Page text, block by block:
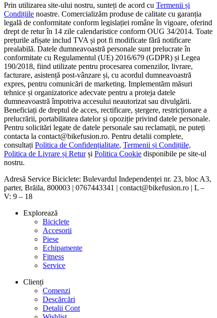
Prin utilizarea site-ului nostru, sunteți de acord cu Termenii și
Condițiile noastre. Comercializăm produse de calitate cu garanția
legală de conformitate conform legislației române în vigoare, oferind
drept de retur în 14 zile calendaristice conform OUG 34/2014. Toate
prețurile afișate includ TVA și pot fi modificate fără notificare
prealabilă. Datele dumneavoastră personale sunt prelucrate în
conformitate cu Regulamentul (UE) 2016/679 (GDPR) și Legea
190/2018, fiind utilizate pentru procesarea comenzilor, livrare,
facturare, asistență post-vânzare și, cu acordul dumneavoastră
expres, pentru comunicări de marketing. Implementăm măsuri
tehnice și organizatorice adecvate pentru a proteja datele
dumneavoastră împotriva accesului neautorizat sau divulgării.
Beneficiați de dreptul de acces, rectificare, ștergere, restricționare a
prelucrării, portabilitatea datelor și opoziție privind datele personale.
Pentru solicitări legate de datele personale sau reclamații, ne puteți
contacta la contact@bikefusion.ro. Pentru detalii complete,
consultați Politica de Confidențialitate, Termenii și Condițiile,
Politica de Livrare și Returși Politica Cookie disponibile pe site-ul
nostru.
Adresă Service Biciclete: Bulevardul Independenței nr. 23, bloc A3,
parter, Brăila, 800003 | 0767443341 | contact@bikefusion.ro | L –
V: 9 – 18
Explorează
Biciclete
Accesorii
Piese
Echipamente
Fitness
Service
Clienți
Comenzi
Descărcări
Detalii Cont